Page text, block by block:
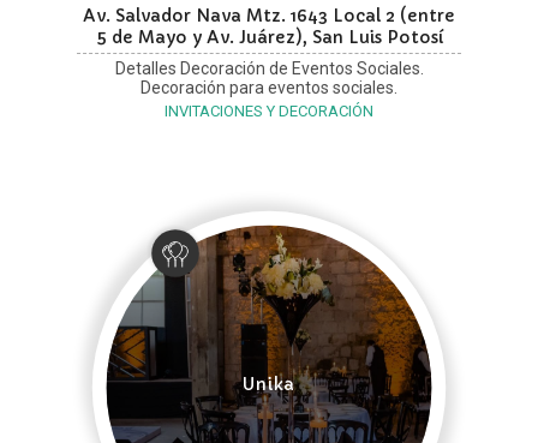
Av. Salvador Nava Mtz. 1643 Local 2 (entre
5 de Mayo y Av. Juárez), San Luis Potosí
Detalles Decoración de Eventos Sociales.
Decoración para eventos sociales.
INVITACIONES Y DECORACIÓN
Unika